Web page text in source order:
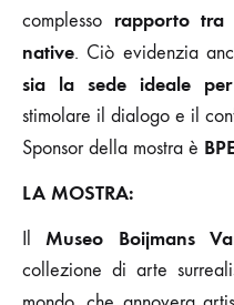
complesso rapporto tra
native. Ciò evidenzia
sia la sede ideale
stimolare il dialogo e il
Sponsor della mostra è
LA MOSTRA:
IlMuseo Boijmans
collezione di arte